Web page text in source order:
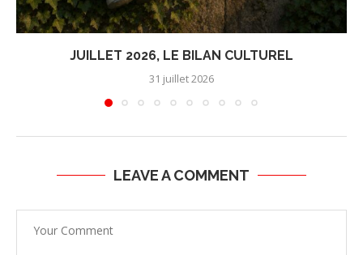
JUILLET 2026, LE BILAN CULTUREL
31 juillet 2026
LEAVE A COMMENT